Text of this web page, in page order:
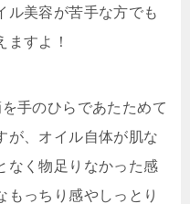
ル美容が苦手な方でも
ますよ！
手のひらであたためて
が、オイル自体が肌な
なく物足りなかった感
もっちり感やしっとり